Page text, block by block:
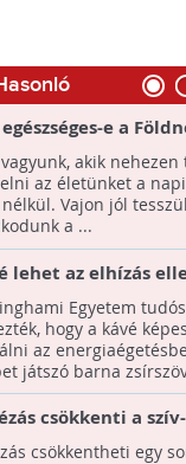
e a
akik
az életünket a
Vajon jól
a ...
lehet az elhízás
Egyetem
hogy a kávé képes
az
játszó barna
csökkenti a
rák-,
csökkentheti egy